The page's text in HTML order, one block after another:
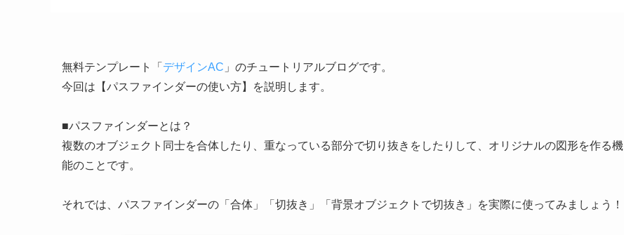
無料テンプレート「 デザインAC 」のチュートリアルブログです。
今回は【パスファインダーの使い方】を説明します。
■パスファインダーとは？
複数のオブジェクト同士を合体したり、重なっている部分で切り抜きをしたりして、オリジナルの図形を作る機
能のことです。
それでは、パスファインダーの「合体」「切抜き」「背景オブジェクトで切抜き」を実際に使ってみましょう！